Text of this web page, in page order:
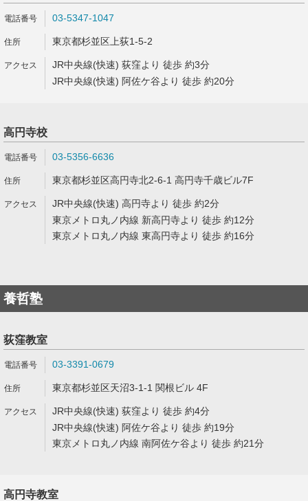
03-5347-1047
東京都杉並区上荻1-5-2
JR中央線(快速) 荻窪より 徒歩 約3分
JR中央線(快速) 阿佐ケ谷より 徒歩 約20分
高円寺校
03-5356-6636
東京都杉並区高円寺北2-6-1 高円寺千歳ビル7F
JR中央線(快速) 高円寺より 徒歩 約2分
東京メトロ丸ノ内線 新高円寺より 徒歩 約12分
東京メトロ丸ノ内線 東高円寺より 徒歩 約16分
養哲塾
荻窪教室
03-3391-0679
東京都杉並区天沼3-1-1 関根ビル 4F
JR中央線(快速) 荻窪より 徒歩 約4分
JR中央線(快速) 阿佐ケ谷より 徒歩 約19分
東京メトロ丸ノ内線 南阿佐ケ谷より 徒歩 約21分
高円寺教室